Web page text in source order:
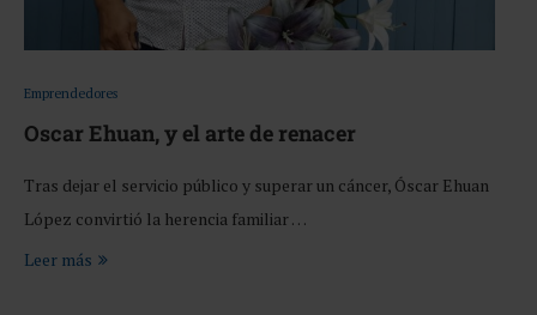
Emprendedores
Oscar Ehuan, y el arte de renacer
Tras dejar el servicio público y superar un cáncer, Óscar Ehuan
López convirtió la herencia familiar …
Leer más